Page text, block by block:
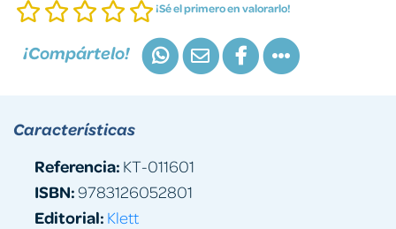
¡Sé el primero en valorarlo!
¡Compártelo!
Características
Referencia: KT-011601
ISBN:9783126052801
Editorial: Klett